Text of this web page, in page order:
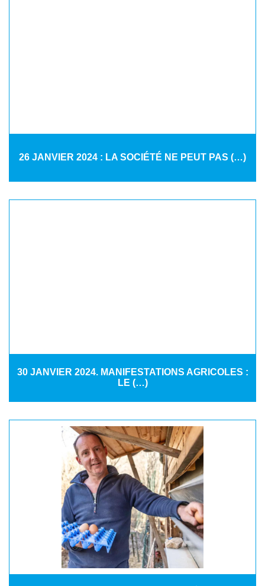
26 JANVIER 2024 : LA SOCIÉTÉ NE PEUT PAS (…)
30 JANVIER 2024. MANIFESTATIONS AGRICOLES :
LE (…)